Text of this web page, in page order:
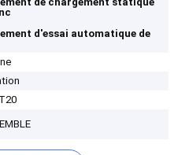
d'essai automatique de